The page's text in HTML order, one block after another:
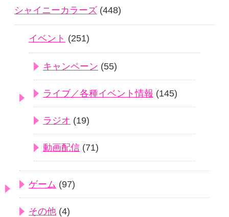
シャイニーカラーズ (448)
イベント (251)
キャンペーン (55)
ライブ／各種イベント情報 (145)
ラジオ (19)
動画配信 (71)
ゲーム (97)
その他 (4)